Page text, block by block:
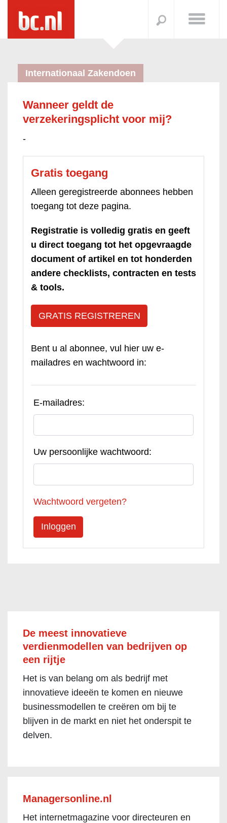
Internationaal Zakendoen
Wanneer geldt de
verzekeringsplicht voor mij?
-
Gratis toegang
Alleen geregistreerde abonnees hebben
toegang tot deze pagina.
Registratie is volledig gratis en geeft
u direct toegang tot het opgevraagde
document of artikel en tot honderden
andere checklists, contracten en tests
& tools.
GRATIS REGISTREREN
Bent u al abonnee, vul hier uw e-
mailadres en wachtwoord in:
E-mailadres:
Uw persoonlijke wachtwoord:
Wachtwoord vergeten?
De meest innovatieve
verdienmodellen van bedrijven op
een rijtje
Het is van belang om als bedrijf met
innovatieve ideeën te komen en nieuwe
businessmodellen te creëren om bij te
blijven in de markt en niet het onderspit te
delven.
Managersonline.nl
Het internetmagazine voor directeuren en